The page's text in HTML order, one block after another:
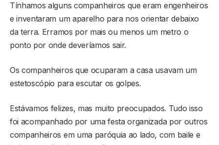
Tínhamos alguns companheiros que eram engenheiros
e inventaram um aparelho para nos orientar debaixo
da terra. Erramos por mais ou menos um metro o
ponto por onde deveríamos sair.
Os companheiros que ocuparam a casa usavam um
estetoscópio para escutar os golpes.
Estávamos felizes, mas muito preocupados. Tudo isso
foi acompanhado por uma festa organizada por outros
companheiros em uma paróquia ao lado, com baile e